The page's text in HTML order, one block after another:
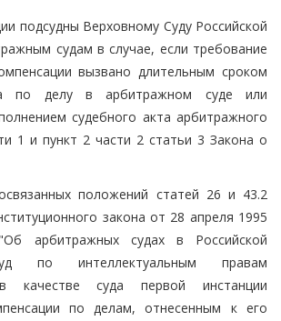
подсудны Верховному Суду Российской
судам в случае, если требование
вызвано длительным сроком
по делу в арбитражном суде или
судебного акта арбитражного
1 и пункт 2 части 2 статьи 3 Закона о
положений статей 26 и 43.2
закона от 28 апреля 1995
арбитражных судах в Российской
по интеллектуальным правам
качестве суда первой инстанции
по делам, отнесенным к его